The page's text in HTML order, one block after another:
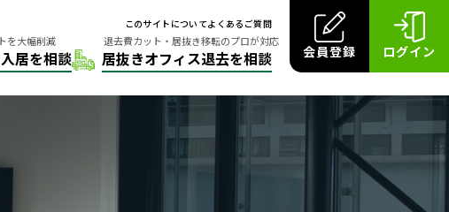
会員登録 ログイン
よくあるご質問
このサイトについて